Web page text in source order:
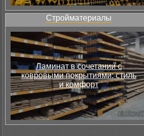
Стройматериалы
Ламинат в сочетании с
ковровыми покрытиями: стиль
и комфорт